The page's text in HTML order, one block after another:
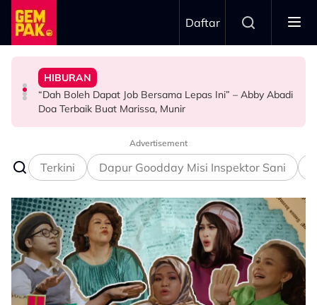
Skip to main content
Daftar
HIBURAN
Bawa Anak Ke Klinik, Syasya Rizal Terkejut Dikenali
Doktor
HIBURAN
“Dah Boleh Dapat Job Bersama Lepas Ini” – Abby Abadi
Doa Terbaik Buat Marissa, Munir
BERITA
Kasihnya Ibu, Ikan Lumba-Lumba Enggan Tinggalkan
Anak Yang Sudah Mati
ANTARABANGSA
Pengantin Penat Sampai Tertidur Atas Pelamin
Advertisement
Terkini Dapur Goodday Misi Inspektor Sani